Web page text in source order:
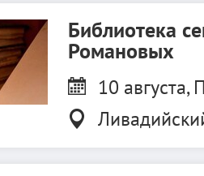
Библиотека
Романовых
10 августа,